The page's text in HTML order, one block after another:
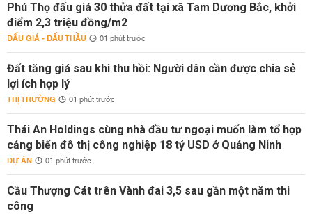
Phú Thọ đấu giá 30 thửa đất tại xã Tam Dương Bắc, khởi
điểm 2,3 triệu đồng/m2
ĐẤU GIÁ - ĐẤU THẦU 01 phút trước
Đất tăng giá sau khi thu hồi: Người dân cần được chia sẻ
lợi ích hợp lý
THỊ TRƯỜNG 01 phút trước
Thái An Holdings cùng nhà đầu tư ngoại muốn làm tổ hợp
cảng biển đô thị công nghiệp 18 tỷ USD ở Quảng Ninh
DỰ ÁN 01 phút trước
Cầu Thượng Cát trên Vành đai 3,5 sau gần một năm thi
công